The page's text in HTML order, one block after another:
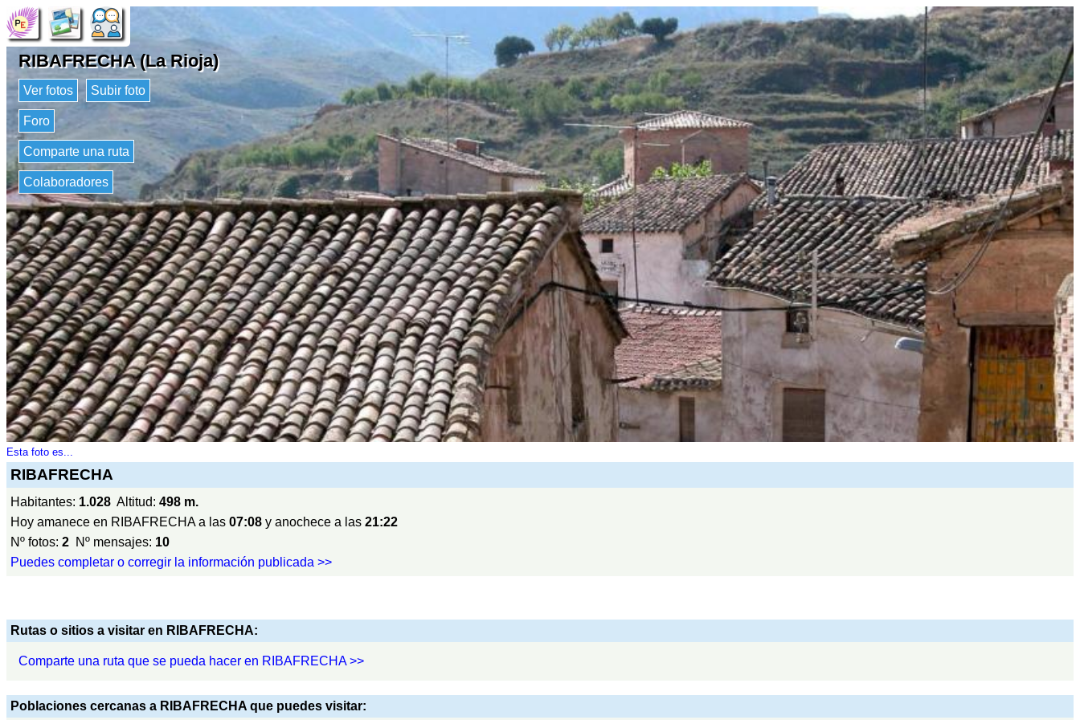
RIBAFRECHA (La Rioja)
Ver fotos Subir foto
Foro
Comparte una ruta
Colaboradores
Esta foto es...
RIBAFRECHA
Habitantes: 1.028 Altitud: 498 m.
Hoy amanece en RIBAFRECHA a las 07:08 y anochece a las 21:22
Nº fotos: 2 Nº mensajes: 10
Puedes completar o corregir la información publicada >>
Rutas o sitios a visitar en RIBAFRECHA:
Comparte una ruta que se pueda hacer en RIBAFRECHA >>
Poblaciones cercanas a RIBAFRECHA que puedes visitar: